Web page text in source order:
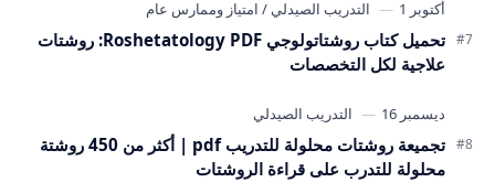
تحميل كتاب روشتاتولوجي Roshetatology PDF: روشتات
علاجية لكل التخصصات
تجميعة روشتات محلولة للتدريب pdf | أكثر من 450 روشتة
محلولة للتدرب على قراءة الروشتات